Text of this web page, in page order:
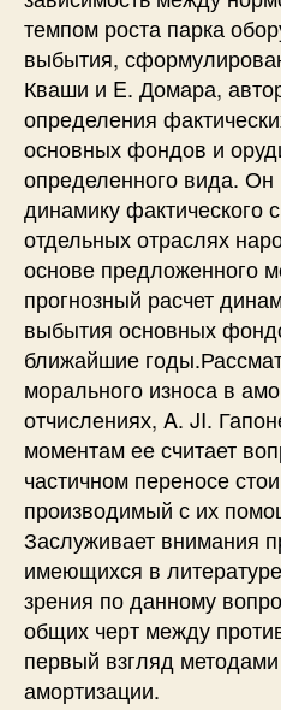
темпом роста парка
выбытия,
Кваши и E. Домара,
определения
основных фондов и
определенного вида. Он
динамику фактического
отдельных отраслях
основе предложенного
прогнозный расчет
выбытия основных
ближайшие
морального износа в
отчислениях, A. JI.
моментам ее считает
частичном переносе
производимый с их
Заслуживает внимания
имеющихся в
зрения по данному
общих черт между
первый взгляд
амортизации.